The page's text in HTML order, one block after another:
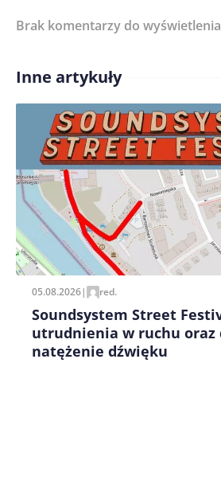
Treść komentarza*
Imię/ Nick*
Zapamiętaj moje dane w tej
pisania kolejnych komentarzy.
Brak komentarzy do
Inne artykuły
05.08.2026| red.
Soundsystem Street
utrudnienia w ruchu oraz
natężenie dźwięku